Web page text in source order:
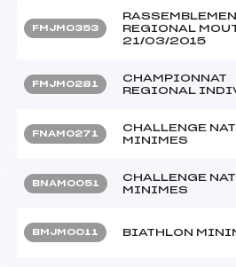
FMJM0353
REGIONAL
21/03/2015
FMJM0281
CHAMPIONNAT
REGIONAL
FNAM0271
CHALLENGE
MINIMES
BNAM0051
CHALLENGE
MINIMES
BMJM0011 BIATHLON